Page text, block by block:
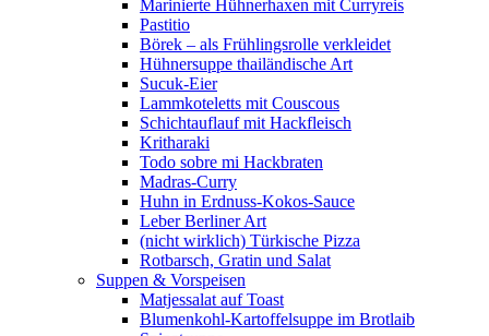
Marinierte Hühnerhaxen mit Curryreis
Pastitio
Börek – als Frühlingsrolle verkleidet
Hühnersuppe thailändische Art
Sucuk-Eier
Lammkoteletts mit Couscous
Schichtauflauf mit Hackfleisch
Kritharaki
Todo sobre mi Hackbraten
Madras-Curry
Huhn in Erdnuss-Kokos-Sauce
Leber Berliner Art
(nicht wirklich) Türkische Pizza
Rotbarsch, Gratin und Salat
Suppen & Vorspeisen
Matjessalat auf Toast
Blumenkohl-Kartoffelsuppe im Brotlaib